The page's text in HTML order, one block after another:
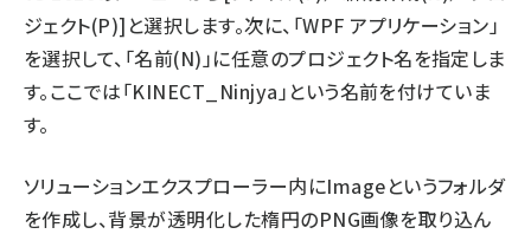
ジェクト(P)]と選択します。次に、「WPF アプリケーション」
を選択して、「名前(N)」に任意のプロジェクト名を指定しま
す。ここでは「KINECT_Ninjya」という名前を付けていま
す。
ソリューションエクスプローラー内にImageというフォルダ
を作成し、背景が透明化した楕円のPNG画像を取り込ん